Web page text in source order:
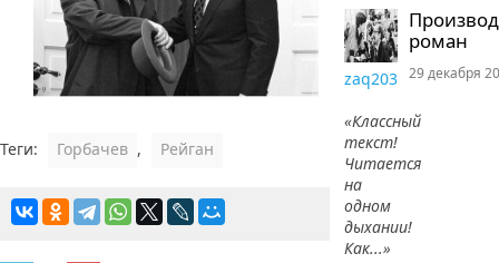
Теги: Горбачев , Рейган
роман
zaq203
«Классный
текст!
Читается
на
одном
дыхании!
Как...»
29 декабря